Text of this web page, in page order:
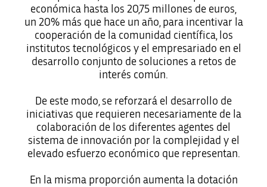
económica hasta los 20,75 millones de euros,
un 20% más que hace un año, para incentivar la
cooperación de la comunidad científica, los
institutos tecnológicos y el empresariado en el
desarrollo conjunto de soluciones a retos de
interés común.
De este modo, se reforzará el desarrollo de
iniciativas que requieren necesariamente de la
colaboración de los diferentes agentes del
sistema de innovación por la complejidad y el
elevado esfuerzo económico que representan.
En la misma proporción aumenta la dotación